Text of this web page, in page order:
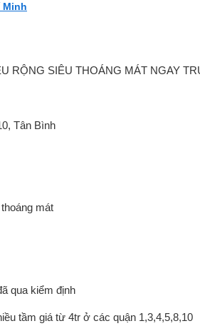
Minh
RỘNG SIÊU THOÁNG MÁT NGAY
Tân Bình
mát
qua kiểm định
tầm giá từ 4tr ở các quận 1,3,4,5,8,10